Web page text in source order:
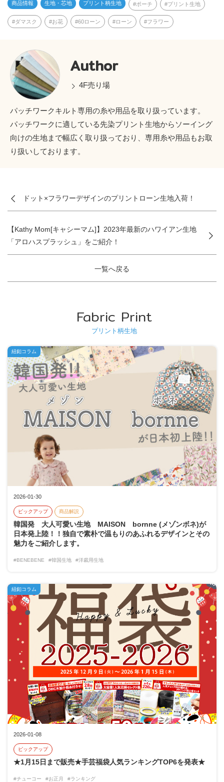
商品情報 生地・芯地 プリント柄生地 ポーチ プリント生地
ダマスク お花 60ローン ローン フラワー
Author
4F売り場
パッチワークキルト専用の糸や用品を取り扱っています。
パッチワークに適している先染プリント生地からソーイング
向けの生地まで幅広く取り扱っており、専用糸や用品もお取
り扱いしております。
ドット×フラワーデザインのプリントローン生地入荷！
一覧へ戻る
【Kathy Mom[キャシーマム]】2023年最新のハワイアン生地
「アロハスプラッシュ」をご紹介！
Fabric Print
プリント柄生地
2026-01-30
ピックアップ 商品解説
韓国発 大人可愛い生地 MAISON bornne (メゾンボネ)が
日本発上陸！！独自で素朴で温もりのあふれるデザインとその
魅力をご紹介します。
#BENEBENE #韓国生地 #洋裁用生地
紐釦コラム
2026-01-08
ピックアップ
★1月15日まで販売★手芸福袋人気ランキングTOP6を発表★
#チューコー #お正月 #ランキング
紐釦コラム